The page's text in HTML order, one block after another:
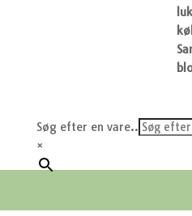
Søg efter en vare..
×